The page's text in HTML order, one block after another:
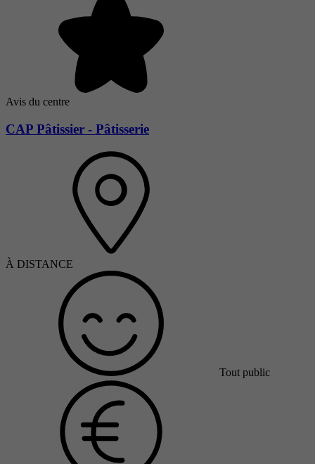
Avis du centre
CAP Pâtissier - Pâtisserie
À DISTANCE
Tout public